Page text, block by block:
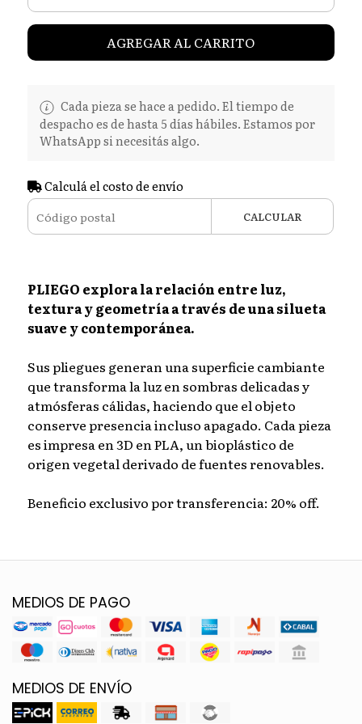
AGREGAR AL CARRITO
Cada pieza se hace a pedido. El tiempo de
despacho es de hasta 5 días hábiles. Estamos por
WhatsApp si necesitás algo.
Calculá el costo de envío
CALCULAR
PLIEGO explora la relación entre luz,
textura y geometría a través de una silueta
suave y contemporánea.
Sus pliegues generan una superficie cambiante
que transforma la luz en sombras delicadas y
atmósferas cálidas, haciendo que el objeto
conserve presencia incluso apagado. Cada pieza
es impresa en 3D en PLA, un bioplástico de
origen vegetal derivado de fuentes renovables.
Beneficio exclusivo por transferencia: 20% off.
MEDIOS DE PAGO
MEDIOS DE ENVÍO